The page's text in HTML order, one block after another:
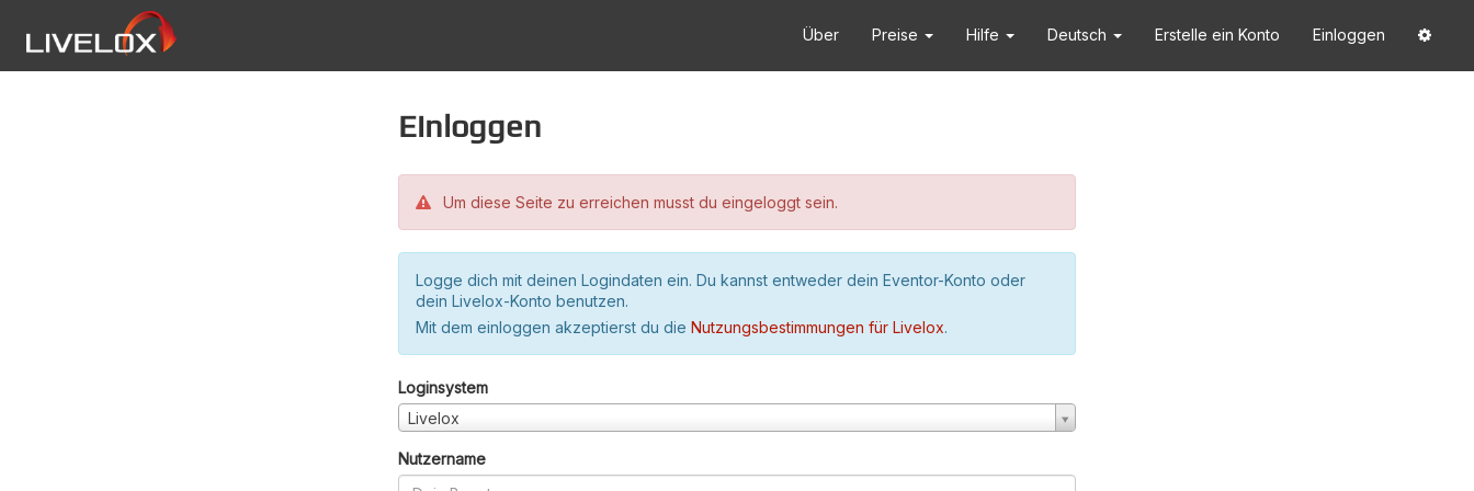
Über Preise Hilfe Deutsch Erstelle ein Konto Einloggen
Einloggen
Um diese Seite zu erreichen musst du eingeloggt sein.
Logge dich mit deinen Logindaten ein. Du kannst entweder dein Eventor-Konto oder
dein Livelox-Konto benutzen.
Mit dem einloggen akzeptierst du die Nutzungsbestimmungen für Livelox.
Loginsystem
Livelox
Nutzername